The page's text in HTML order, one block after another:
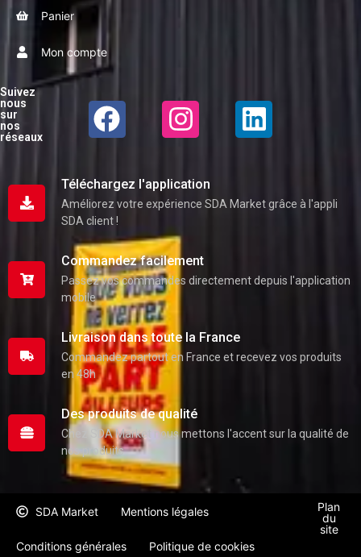
Panier
Mon compte
Téléchargez l'application
Améliorez votre expérience SDA Market grâce à l'appli
SDA client !
Commandez facilement
Passez vos commandes directement depuis l'application
mobile
Livraison dans toute la France
Commandez partout en France et recevez vos produits
en 48h
Des produits de qualité
Chez SDA Market nous mettons l'accent sur la qualité de
nos produits
Suivez
nous
sur
nos
réseaux
SDA Market Mentions légales
Conditions générales Politique de cookies
Plan
du
site